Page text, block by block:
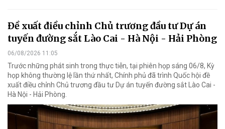
Đề xuất điều chỉnh Chủ trương đầu tư Dự án
tuyến đường sắt Lào Cai - Hà Nội - Hải Phòng
06/08/2026 11:05
Trước những phát sinh trong thực tiễn, tại phiên họp sáng 06/8, Kỳ
họp không thường lệ lần thứ nhất, Chính phủ đã trình Quốc hội đề
xuất điều chỉnh Chủ trương đầu tư Dự án tuyến đường sắt Lào Cai -
Hà Nội - Hải Phòng.